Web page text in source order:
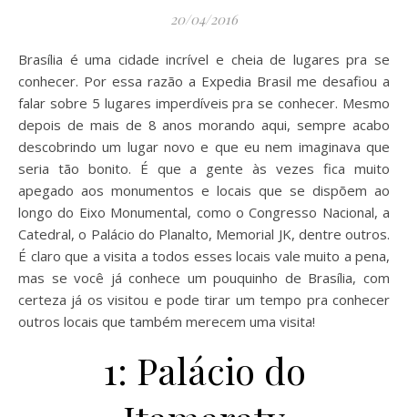
20/04/2016
Brasília é uma cidade incrível e cheia de lugares pra se
conhecer. Por essa razão a Expedia Brasil me desafiou a
falar sobre 5 lugares imperdíveis pra se conhecer. Mesmo
depois de mais de 8 anos morando aqui, sempre acabo
descobrindo um lugar novo e que eu nem imaginava que
seria tão bonito. É que a gente às vezes fica muito
apegado aos monumentos e locais que se dispõem ao
longo do Eixo Monumental, como o Congresso Nacional, a
Catedral, o Palácio do Planalto, Memorial JK, dentre outros.
É claro que a visita a todos esses locais vale muito a pena,
mas se você já conhece um pouquinho de Brasília, com
certeza já os visitou e pode tirar um tempo pra conhecer
outros locais que também merecem uma visita!
1: Palácio do